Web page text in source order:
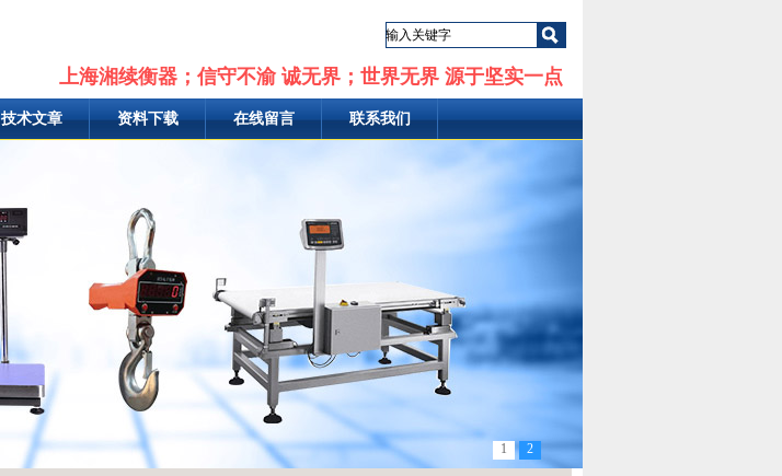
上海湘续衡器；信守不渝 诚无界；世界无界 源于坚实一点
技术文章 资料下载 在线留言 联系我们
1 2